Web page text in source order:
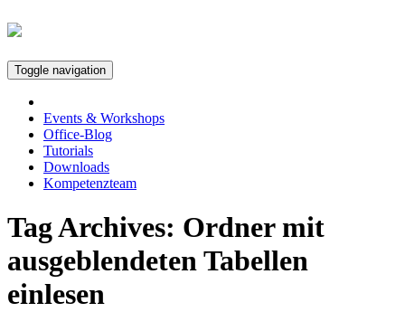
Toggle navigation
Events & Workshops
Office-Blog
Tutorials
Downloads
Kompetenzteam
Tag Archives: Ordner mit
ausgeblendeten Tabellen
einlesen